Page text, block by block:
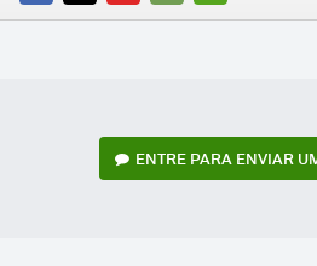
FACEBOOK
TWITTERFLIPBOARD
E-
WHATSAPP
ENTRE PARA ENVIAR